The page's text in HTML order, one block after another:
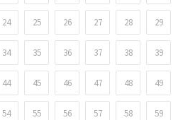
24 25 26 27 28 29
34 35 36 37 38 39
44 45 46 47 48 49
54 55 56 57 58 59